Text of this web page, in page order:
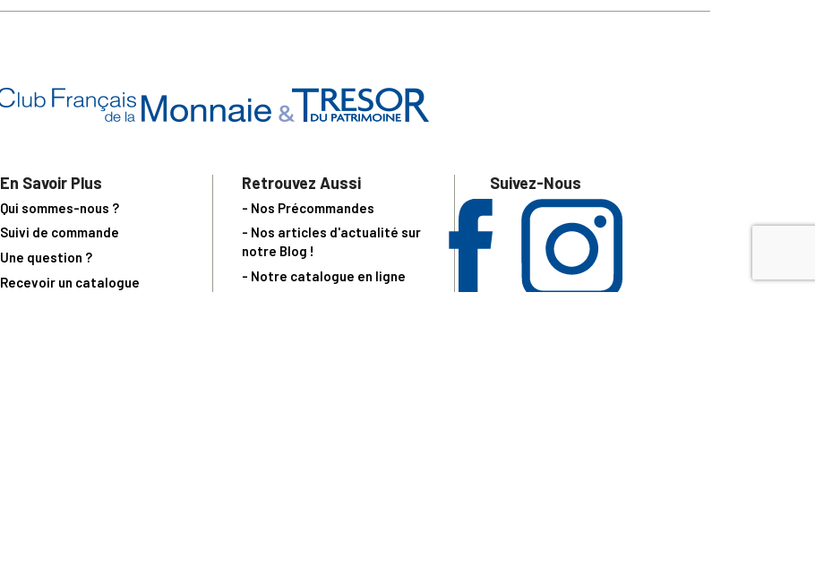
En Savoir Plus
Qui sommes-nous ?
Suivi de commande
Une question ?
Recevoir un catalogue
Retrouvez Aussi
- Nos Précommandes
- Nos articles d'actualité sur
notre Blog !
- Notre catalogue en ligne
Suivez-Nous